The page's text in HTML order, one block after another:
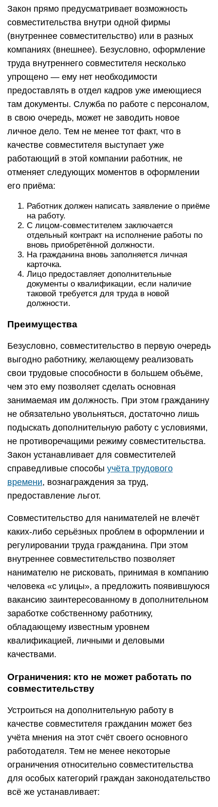
Закон прямо предусматривает возможность
совместительства внутри одной фирмы
(внутреннее совместительство) или в разных
компаниях (внешнее). Безусловно, оформление
труда внутреннего совместителя несколько
упрощено — ему нет необходимости
предоставлять в отдел кадров уже имеющиеся
там документы. Служба по работе с персоналом,
в свою очередь, может не заводить новое
личное дело. Тем не менее тот факт, что в
качестве совместителя выступает уже
работающий в этой компании работник, не
отменяет следующих моментов в оформлении
его приёма:
Работник должен написать заявление о приёме
на работу.
С лицом-совместителем заключается
отдельный контракт на исполнение работы по
вновь приобретённой должности.
На гражданина вновь заполняется личная
карточка.
Лицо предоставляет дополнительные
документы о квалификации, если наличие
таковой требуется для труда в новой
должности.
Преимущества
Безусловно, совместительство в первую очередь
выгодно работнику, желающему реализовать
свои трудовые способности в большем объёме,
чем это ему позволяет сделать основная
занимаемая им должность. При этом гражданину
не обязательно увольняться, достаточно лишь
подыскать дополнительную работу с условиями,
не противоречащими режиму совместительства.
Закон устанавливает для совместителей
справедливые способы учёта трудового
времени, вознаграждения за труд,
предоставление льгот.
Совместительство для нанимателей не влечёт
каких-либо серьёзных проблем в оформлении и
регулировании труда гражданина. При этом
внутреннее совместительство позволяет
нанимателю не рисковать, принимая в компанию
человека «с улицы», а предложить появившуюся
вакансию заинтересованному в дополнительном
заработке собственному работнику,
обладающему известным уровнем
квалификацией, личными и деловыми
качествами.
Ограничения: кто не может работать по
совместительству
Устроиться на дополнительную работу в
качестве совместителя гражданин может без
учёта мнения на этот счёт своего основного
работодателя. Тем не менее некоторые
ограничения относительно совместительства
для особых категорий граждан законодательство
всё же устанавливает: